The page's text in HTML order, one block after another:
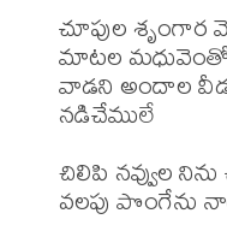
చూపుల
మాటల
వాడని అందాల
నడిచేములే
చిలిపి నవ్వుల
వలపు పొంగేను